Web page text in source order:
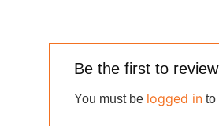
Be the first to review
You must be logged in to